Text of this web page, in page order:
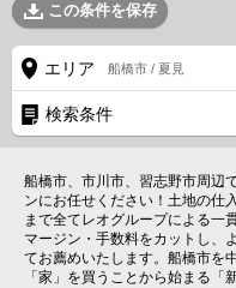
この条件を保存
エリア 船橋市 / 夏見
検索条件
船橋市、市川市、習志野市周辺
ンにお任せください！土地の仕
まで全てレオグループによる一
マージン・手数料をカットし、
てお薦めいたします。船橋市を
「家」を買うことから始まる「